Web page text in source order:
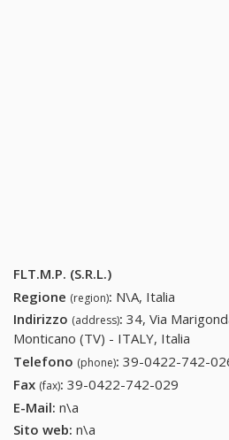
FLT.M.P. (S.R.L.)
Regione (region): N\A, Italia
Indirizzo (address): 34, Via
Monticano (TV) - ITALY, Italia
Telefono (phone): 39-0422-742-
Fax (fax): 39-0422-742-029
E-Mail: n\a
Sito web: n\a